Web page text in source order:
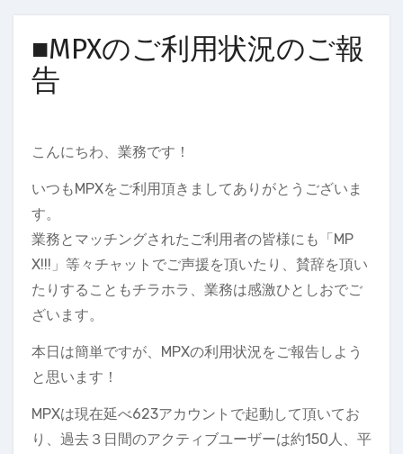
■MPXのご利用状況のご報
告
こんにちわ、業務です！
いつもMPXをご利用頂きましてありがとうございま
す。
業務とマッチングされたご利用者の皆様にも「MP
X!!!」等々チャットでご声援を頂いたり、賛辞を頂い
たりすることもチラホラ、業務は感激ひとしおでご
ざいます。
本日は簡単ですが、MPXの利用状況をご報告しよう
と思います！
MPXは現在延べ623アカウントで起動して頂いてお
り、過去３日間のアクティブユーザーは約150人、平